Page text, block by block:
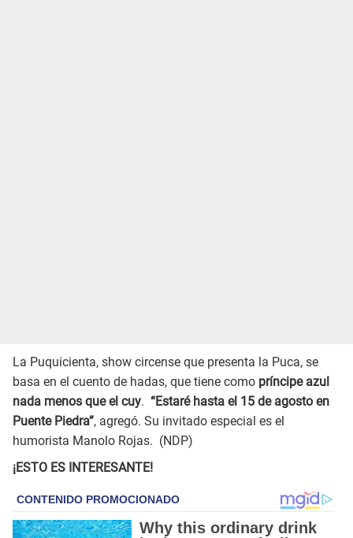
La Puquicienta, show circense que presenta la Puca, se
basa en el cuento de hadas, que tiene como príncipe azul
nada menos que el cuy. “Estaré hasta el 15 de agosto en
Puente Piedra”, agregó. Su invitado especial es el
humorista Manolo Rojas. (NDP)
¡ESTO ES INTERESANTE!